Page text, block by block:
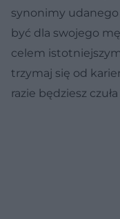
synonimy udanego
być dla swojego
celem
trzymaj się od
razie będziesz